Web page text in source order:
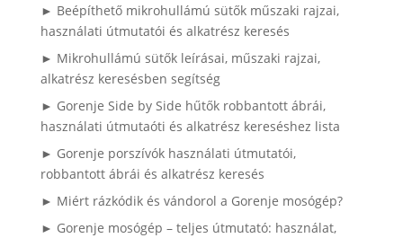
► Beépíthető mikrohullámú sütők műszaki rajzai,
használati útmutatói és alkatrész keresés
► Mikrohullámú sütők leírásai, műszaki rajzai,
alkatrész keresésben segítség
► Gorenje Side by Side hűtők robbantott ábrái,
használati útmutaóti és alkatrész kereséshez lista
► Gorenje porszívók használati útmutatói,
robbantott ábrái és alkatrész keresés
► Miért rázkódik és vándorol a Gorenje mosógép?
► Gorenje mosógép – teljes útmutató: használat,